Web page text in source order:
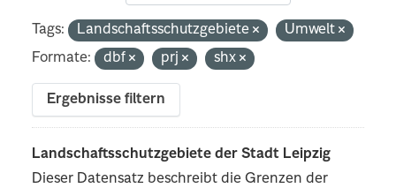
Tags: Landschaftsschutzgebiete
Umwelt
Formate:
dbf prj shx
Ergebnisse filtern
Landschaftsschutzgebiete der Stadt Leipzig
Dieser Datensatz beschreibt die Grenzen der